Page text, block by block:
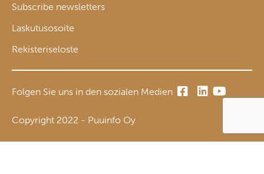
Subscribe newsletters
Laskutusosoite
Rekisteriseloste
Folgen Sie uns in den sozialen Medien
Copyright 2022 - Puuinfo Oy